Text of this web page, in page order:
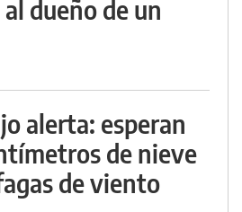
dueño de un
alerta: esperan
de nieve
de viento